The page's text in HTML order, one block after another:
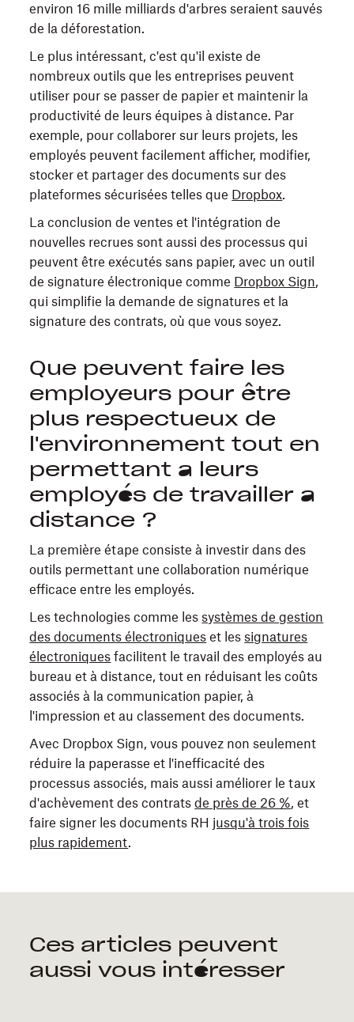
environ 16 mille milliards d'arbres seraient sauvés
de la déforestation.
Le plus intéressant, c'est qu'il existe de
nombreux outils que les entreprises peuvent
utiliser pour se passer de papier et maintenir la
productivité de leurs équipes à distance. Par
exemple, pour collaborer sur leurs projets, les
employés peuvent facilement afficher, modifier,
stocker et partager des documents sur des
plateformes sécurisées telles que Dropbox.
La conclusion de ventes et l'intégration de
nouvelles recrues sont aussi des processus qui
peuvent être exécutés sans papier, avec un outil
de signature électronique comme Dropbox Sign,
qui simplifie la demande de signatures et la
signature des contrats, où que vous soyez.
Que peuvent faire les
employeurs pour être
plus respectueux de
l'environnement tout en
permettant à leurs
employés de travailler à
distance ?
La première étape consiste à investir dans des
outils permettant une collaboration numérique
efficace entre les employés.
Les technologies comme lessystèmes de gestion
des documents électroniques et lessignatures
électroniques facilitent le travail des employés au
bureau et à distance, tout en réduisant les coûts
associés à la communication papier, à
l'impression et au classement des documents.
Avec Dropbox Sign, vous pouvez non seulement
réduire la paperasse et l'inefficacité des
processus associés, mais aussi améliorer le taux
d'achèvement des contratsde près de 26 %, et
faire signer les documents RH jusqu'à trois fois
plus rapidement.
Ces articles peuvent
aussi vous intéresser